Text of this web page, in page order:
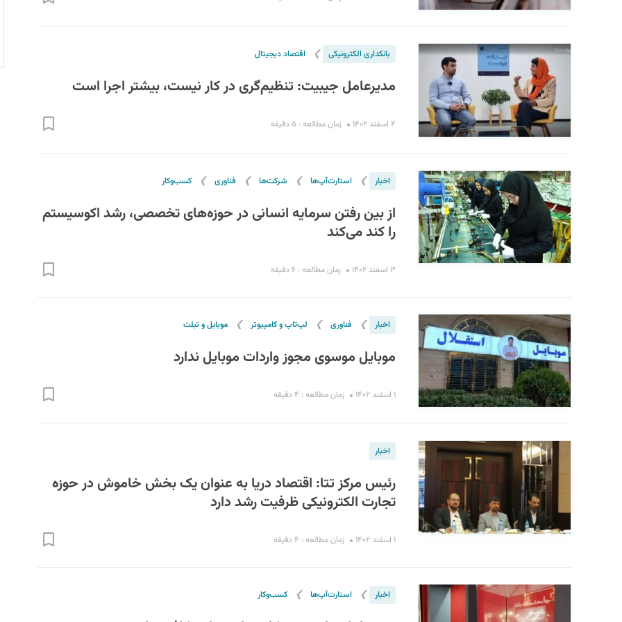
بانکداری الکترونیکی ❯ اقتصاد دیجیتال
مدیرعامل جیبیت: تنظیم‌گری در کار نیست، بیشتر اجرا است
۴ اسفند ۱۴۰۲ زمان مطالعه : ۵ دقیقه
اخبار ❯ استارت‌آپ‌ها ❯ شرکت‌ها ❯ فناوری ❯ کسب‌و‌کار
از بین رفتن سرمایه انسانی در حوزه‌های تخصصی، رشد اکوسیستم
را کند می‌کند
۳ اسفند ۱۴۰۲ زمان مطالعه : ۶ دقیقه
اخبار ❯ فناوری ❯ لپ‌تاپ و کامپیوتر ❯ موبایل و تبلت
موبایل موسوی مجوز واردات موبایل ندارد
۱ اسفند ۱۴۰۲ زمان مطالعه : ۴ دقیقه
اخبار
رئیس مرکز تتا: اقتصاد دریا به عنوان یک بخش خاموش در حوزه
تجارت الکترونیکی ظرفیت رشد دارد
۱ اسفند ۱۴۰۲ زمان مطالعه : ۴ دقیقه
اخبار ❯ استارت‌آپ‌ها ❯ کسب‌و‌کار